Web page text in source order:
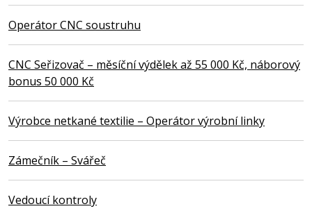
Operátor CNC soustruhu
CNC Seřizovač – měsíční výdělek až 55 000 Kč, náborový
bonus 50 000 Kč
Výrobce netkané textilie – Operátor výrobní linky
Zámečník – Svářeč
Vedoucí kontroly